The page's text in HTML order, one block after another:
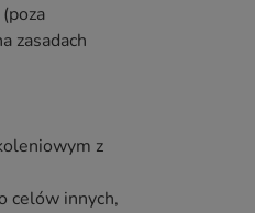
zasadach
z
celów innych,